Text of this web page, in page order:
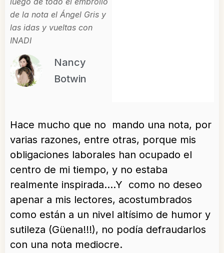
de la nota el Ángel Gris y
las idas y vueltas con
INADI
Nancy
Botwin
Hace mucho que no mando una nota, por
varias razones, entre otras, porque mis
obligaciones laborales han ocupado el
centro de mi tiempo, y no estaba
realmente inspirada….Y como no deseo
apenar a mis lectores, acostumbrados
como están a un nivel altísimo de humor y
sutileza (Güena!!!), no podía defraudarlos
con una nota mediocre.